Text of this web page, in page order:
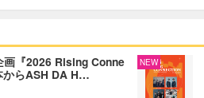
画『2026 Rising Conne
らASH DA H…
NEW